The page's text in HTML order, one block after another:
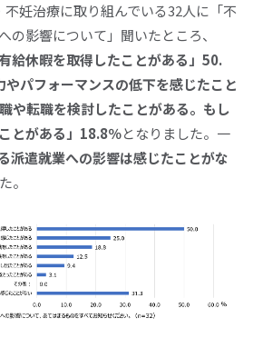
妊治療に取り組んでいる32人に「不
の影響について」聞いたところ、
給休暇を取得したことがある」 50.
やパフォーマンスの低下を感じたこと
職や転職を検討したことがある。もし
とがある」 18.8％となりました。一
派遣就業への影響は感じたことがな
。